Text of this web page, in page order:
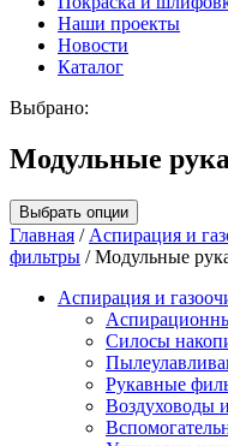
Наши проекты
Новости
Каталог
Выбрано:
Модульные
Выбрать опции
Главная / Аспирация и
фильтры / Модульные
Аспирация и
Силосы
Рукавные
Воздуховоды